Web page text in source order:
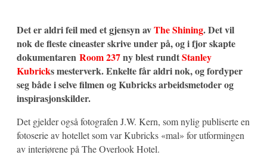
Det er aldri feil med et gjensyn avThe Shining. Det vil
nok de fleste cineaster skrive under på, og i fjor skapte
dokumentaren Room 237ny blest rundtStanley
Kubricks mesterverk. Enkelte får aldri nok, og fordyper
seg både i selve filmen og Kubricks arbeidsmetoder og
inspirasjonskilder.
Det gjelder også fotografen J.W. Kern, som nylig publiserte en
fotoserie av hotellet som var Kubricks «mal» for utformingen
av interiørene på The Overlook Hotel.